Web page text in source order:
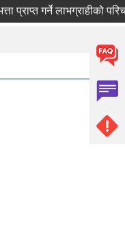
प्राप्त गर्ने लाभग्राहीको